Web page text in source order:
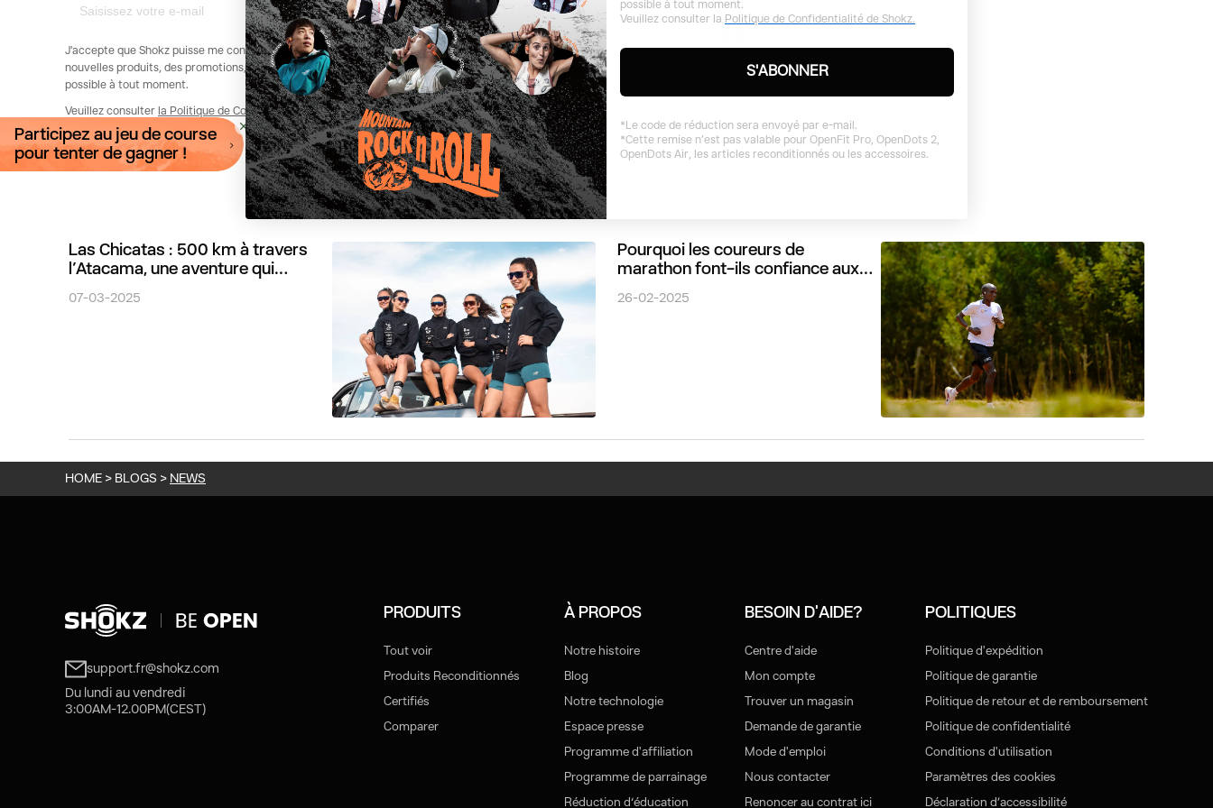
S'ABONNER
J'accepte que Shokz puisse me contacter par e-mails électroniques directs avec des
nouvelles produits, des promotions, des mises à jour et plus encore. Se désabonner est
possible à tout moment.
Veuillez consulter la Politique de Confidentialité de Shokz.
Las Chicatas : 500 km à travers
l’Atacama, une aventure qui
célèbre la force des femmes
07-03-2025
Pourquoi les coureurs de
marathon font-ils confiance aux
casques sans fil à conduction
26-02-2025
Participez au jeu de course
pour tenter de gagner !
HOME > BLOGS > NEWS
support.fr@shokz.com
Du lundi au vendredi
3:00AM-12.00PM(CEST)
PRODUITS
Tout voir
Produits Reconditionnés
Certifiés
Comparer
À PROPOS
Notre histoire
Blog
Notre technologie
Espace presse
Programme d'affiliation
Programme de parrainage
Réduction d‘éducation
BESOIN D'AIDE?
Centre d'aide
Mon compte
Trouver un magasin
Demande de garantie
Mode d'emploi
Nous contacter
Renoncer au contrat ici
POLITIQUES
Politique d'expédition
Politique de garantie
Politique de retour et de remboursement
Politique de confidentialité
Conditions d'utilisation
Paramètres des cookies
Déclaration d’accessibilité
possible à tout moment.
Veuillez consulter la Politique de Confidentialité de Shokz.
S'ABONNER
*Le code de réduction sera envoyé par e-mail.
*Cette remise n’est pas valable pour OpenFit Pro, OpenDots 2,
OpenDots Air, les articles ​reconditionnés ou les accessoires.